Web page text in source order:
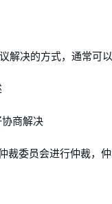
解决的方式，通常可
商解决
裁委员会进行仲裁，